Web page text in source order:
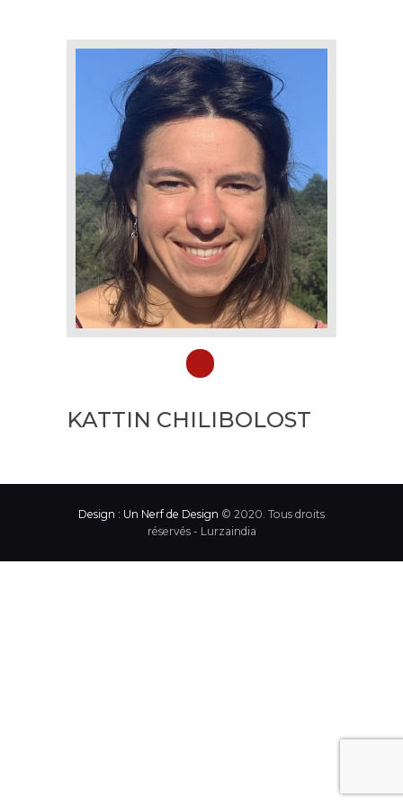
ACCUEIL
LURZAINDIA
NOUS SOUTENIR!
ACTU / BLOG
CONTACT
KATTIN CHILIBOLOST
Design : Un Nerf de Design © 2020. Tous droits
réservés - Lurzaindia